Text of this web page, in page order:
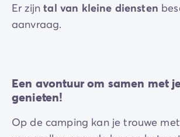
Er zijntal van kleine diensten
aanvraag.
Een avontuur om samen met
genieten!
Op de camping kan je trouwe